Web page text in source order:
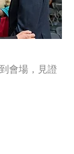
會場，見證